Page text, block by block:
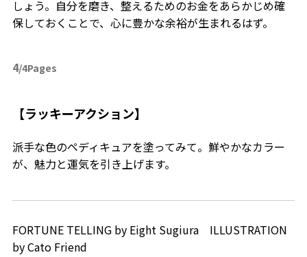
しょう。自分を磨き、整えるためのお金をあらかじめ確
保しておくことで、心に豊かな余裕が生まれるはず。
4/4Pages
【ラッキーアクション】
派手な色のペディキュアを塗ってみて。鮮やかなカラー
が、魅力と運気を引き上げます。
FORTUNE TELLING by Eight Sugiura ILLUSTRATION
by Cato Friend